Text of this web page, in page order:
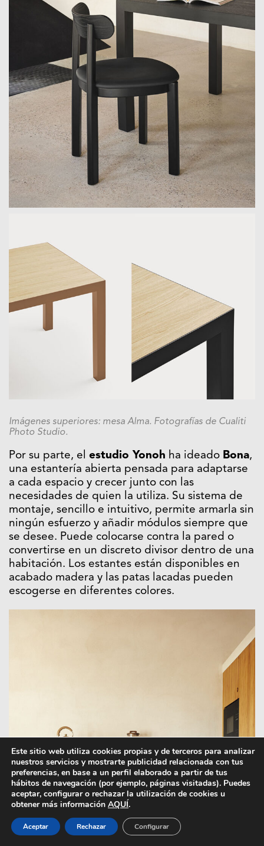
Imágenes superiores: mesa Alma. Fotografías de Cualiti
Photo Studio.
Por su parte, el estudio Yonoh ha ideado Bona,
una estantería abierta pensada para adaptarse
a cada espacio y crecer junto con las
necesidades de quien la utiliza. Su sistema de
montaje, sencillo e intuitivo, permite armarla sin
ningún esfuerzo y añadir módulos siempre que
se desee. Puede colocarse contra la pared o
convertirse en un discreto divisor dentro de una
habitación. Los estantes están disponibles en
acabado madera y las patas lacadas pueden
escogerse en diferentes colores.
Este sitio web utiliza cookies propias y de terceros para analizar
nuestros servicios y mostrarte publicidad relacionada con tus
preferencias, en base a un perfil elaborado a partir de tus
hábitos de navegación (por ejemplo, páginas visitadas). Puedes
aceptar, configurar o rechazar la utilización de cookies u
obtener más información AQUÍ.
Aceptar Rechazar Configurar